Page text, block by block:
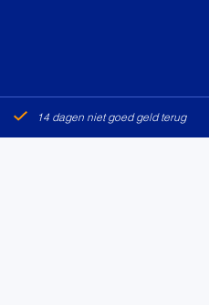
14 dagen niet goed geld terug